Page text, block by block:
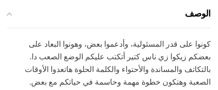
الوصف
كونوا على قدر المسئولية، وأدعموا بعض، وهونوا البعاد على
بعضكم زيكوا زي ناس كتير أتكتب عليكم الوضع الصعب دا.
بالتكاتف والمساندة والأحتواء والكلمة الحلوة هاتعدوا الأوقات
الصعبة وهتكون خطوة مهمة وحاسمة في حياتكم مع بعض.